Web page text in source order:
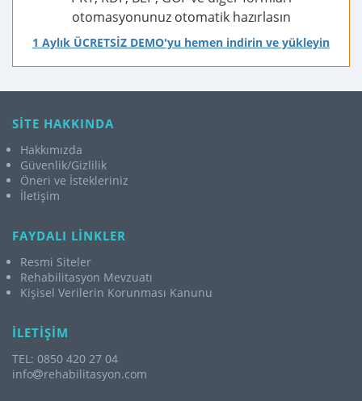
otomasyonunuz otomatik hazırlasın
1 Aylık ÜCRETSİZ DEMO'yu hemen indirin ve yükleyin
SİTE HAKKINDA
Hakkımızda
Güvenlik/Gizlilik
Öneri ve İstekleriniz
İletişim
FAYDALI LİNKLER
Resmi Siteler
Rehabilitasyon Mevzuatı
Kişisel Verilerin Korunması Kanunu
İLETİŞİM
TEL: 0850 420 27 04
info
rehabilitasyon.com